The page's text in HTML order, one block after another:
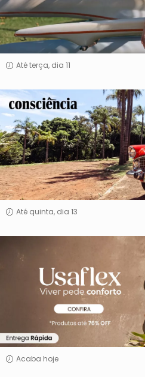
Até terça, dia 11
Consciência
Jeans
Até quinta, dia 13
Acaba hoje